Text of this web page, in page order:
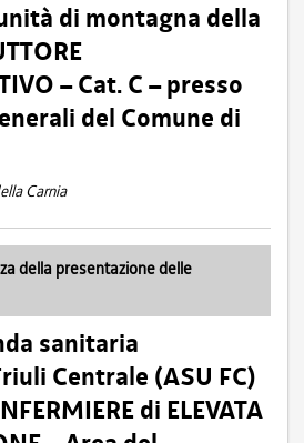
di montagna della
– Cat. C – presso
del Comune di
Carnia
della presentazione delle
sanitaria
Centrale (ASU FC)
di ELEVATA